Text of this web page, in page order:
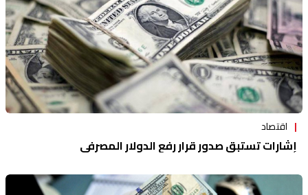
اقتصاد
إشارات تستبق صدور قرار رفع الدولار المصرفي